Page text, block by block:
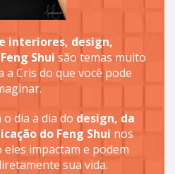
interiores, design,
Shui são temas muito
a Cris do que você pode
dia a dia do design, da
do Feng Shui nos
impactam e podem
sua vida.